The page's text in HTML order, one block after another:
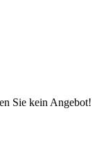
Sie kein Angebot!